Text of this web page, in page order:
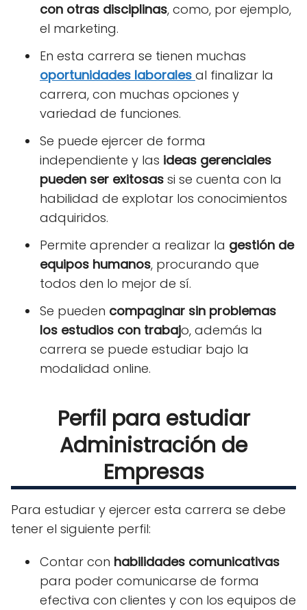
con otras disciplinas, como, por ejemplo,
el marketing.
En esta carrera se tienen muchas
oportunidades laborales al finalizar la
carrera, con muchas opciones y
variedad de funciones.
Se puede ejercer de forma
independiente y las ideas gerenciales
pueden ser exitosas si se cuenta con la
habilidad de explotar los conocimientos
adquiridos.
Permite aprender a realizar la gestión de
equipos humanos, procurando que
todos den lo mejor de sí.
Se pueden compaginar sin problemas
los estudios con trabajo, además la
carrera se puede estudiar bajo la
modalidad online.
Perfil para estudiar
Administración de
Empresas
Para estudiar y ejercer esta carrera se debe
tener el siguiente perfil:
Contar con habilidades comunicativas
para poder comunicarse de forma
efectiva con clientes y con los equipos de